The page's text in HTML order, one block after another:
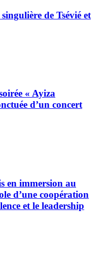
de Tsévié et
« Ayiza
d’un concert
en immersion au
d’une coopération
et le leadership